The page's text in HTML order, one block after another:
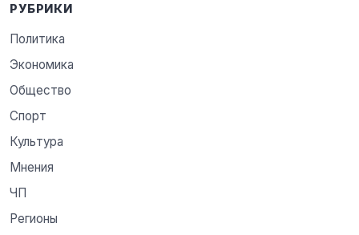
РУБРИКИ
Политика
Экономика
Общество
Спорт
Культура
Мнения
ЧП
Регионы